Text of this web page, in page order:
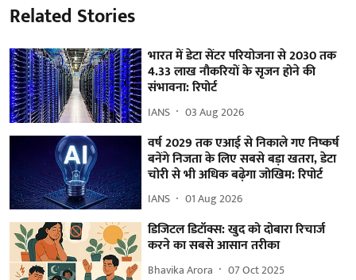
Related Stories
भारत में डेटा सेंटर परियोजना से 2030 तक
4.33 लाख नौकरियों के सृजन होने की
संभावना: रिपोर्ट
IANS 03 Aug 2026
वर्ष 2029 तक एआई से निकाले गए निष्कर्ष
बनेंगे निजता के लिए सबसे बड़ा खतरा, डेटा
चोरी से भी अधिक बढ़ेगा जोखिम: रिपोर्ट
IANS 01 Aug 2026
डिजिटल डिटॉक्स: खुद को दोबारा रिचार्ज
करने का सबसे आसान तरीका
Bhavika Arora 07 Oct 2025